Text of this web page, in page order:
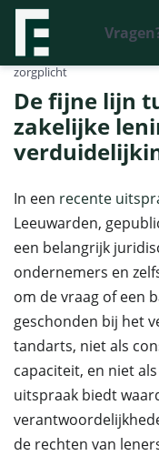
Financieel Recht
persoonlijke en zakelijke
zorgplicht
De fijne lijn
zakelijke
In een recente
Leeuwarden,
een belangrijk
ondernemers en
om de vraag of een
geschonden bij het
tandarts, niet als
capaciteit, en niet
uitspraak biedt
de rechten van